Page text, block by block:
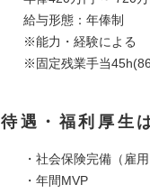
給与形態：年俸制
※能力・経験による
※固定残業手当
待遇・福利厚生
・社会保険完備（雇
・年間MVP